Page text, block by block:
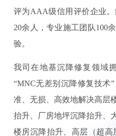
评为AAA级信用评价企业
20余人，专业施工团队100
验。
我司在地基沉降修复领域
“MNC无差别沉降修复技术”
准、无损、高效地解决高层
抬升、厂房地坪沉降抬升、
楼房沉降抬升、高层（超